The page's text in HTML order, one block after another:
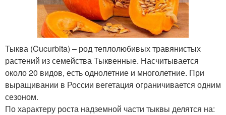
Тыква (Cucurbita) – род теплолюбивых травянистых
растений из семейства Тыквенные. Насчитывается
около 20 видов, есть однолетние и многолетние. При
выращивании в России вегетация ограничивается одним
сезоном.
По характеру роста надземной части тыквы делятся на: